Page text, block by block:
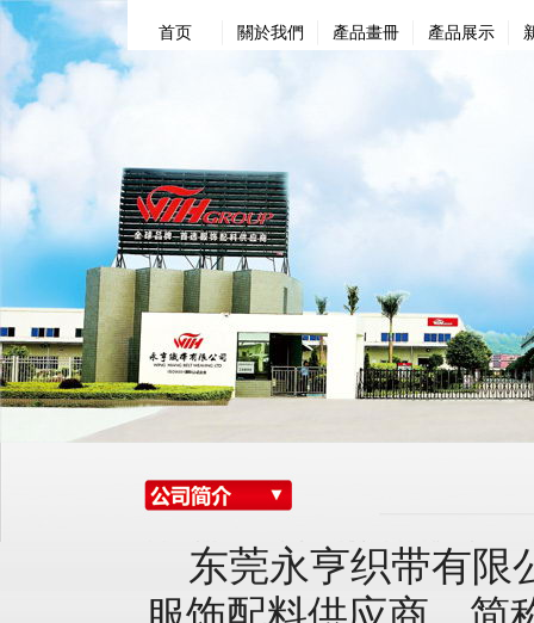
首页 關於我們 產品畫冊 產品展示
东莞永亨织带有限